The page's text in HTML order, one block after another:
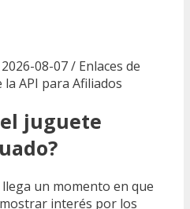
08-07 / Enlaces de
API para Afiliados
juguete
un momento en que
interés por los